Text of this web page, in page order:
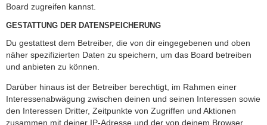
Board zugreifen kannst.
GESTATTUNG DER DATENSPEICHERUNG
Du gestattest dem Betreiber, die von dir eingegebenen und oben
näher spezifizierten Daten zu speichern, um das Board betreiben
und anbieten zu können.
Darüber hinaus ist der Betreiber berechtigt, im Rahmen einer
Interessenabwägung zwischen deinen und seinen Interessen sowie
den Interessen Dritter, Zeitpunkte von Zugriffen und Aktionen
zusammen mit deiner IP-Adresse und der von deinem Browser